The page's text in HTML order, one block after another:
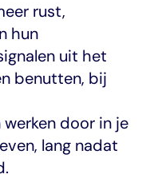
rust,
hun
uit het
benutten, bij
door in je
lang nadat